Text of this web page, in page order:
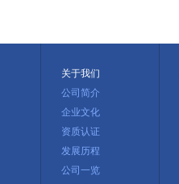
关于我们
公司简介
企业文化
资质认证
发展历程
公司一览